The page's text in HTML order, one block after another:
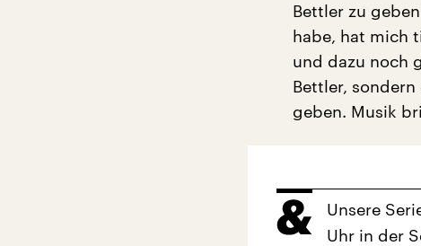
Bettler zu
habe, hat mich
und dazu noch
Bettler,
geben. Musik
Unsere
Uhr in der